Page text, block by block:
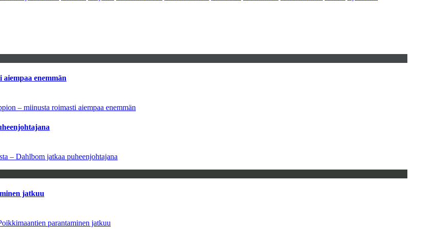
enemmän
– miinusta roimasti aiempaa enemmän
– Dahlbom jatkaa puheenjohtajana
jatkuu
parantaminen jatkuu